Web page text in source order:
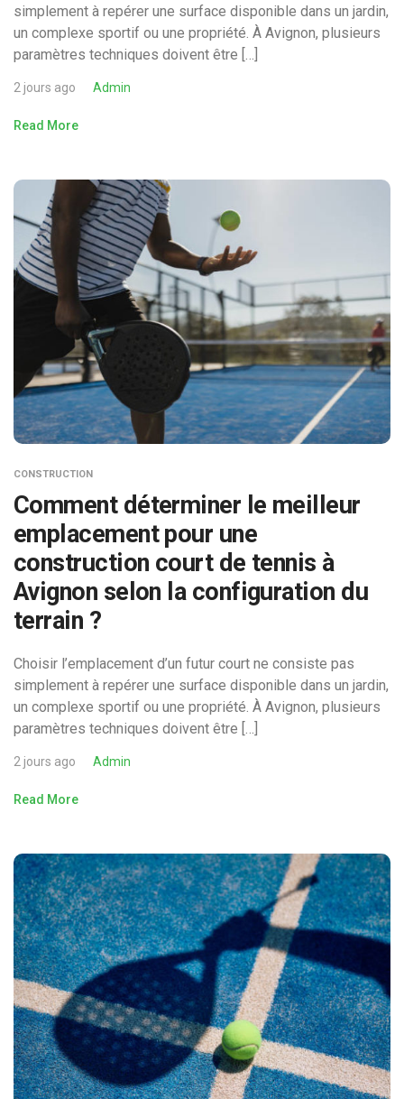
simplement à repérer une surface disponible dans un jardin,
un complexe sportif ou une propriété. À Avignon, plusieurs
paramètres techniques doivent être […]
2 jours ago Admin
Read More
CONSTRUCTION
Comment déterminer le meilleur
emplacement pour une
construction court de tennis à
Avignon selon la configuration du
terrain ?
Choisir l’emplacement d’un futur court ne consiste pas
simplement à repérer une surface disponible dans un jardin,
un complexe sportif ou une propriété. À Avignon, plusieurs
paramètres techniques doivent être […]
2 jours ago Admin
Read More